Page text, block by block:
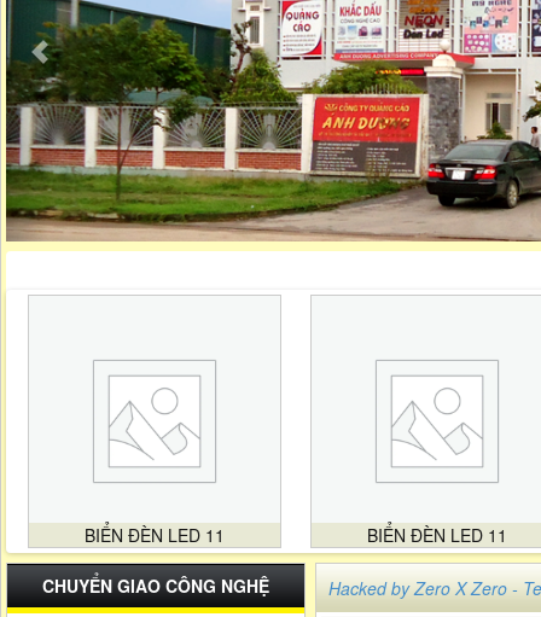
BIỂN ĐÈN LED 11 BIỂN ĐÈN LED 11
CHUYỂN GIAO CÔNG NGHỆ
Hacked by Zero X Zero -